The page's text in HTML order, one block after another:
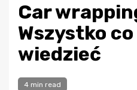
Car
Wszystko
wiedzieć
4 min read